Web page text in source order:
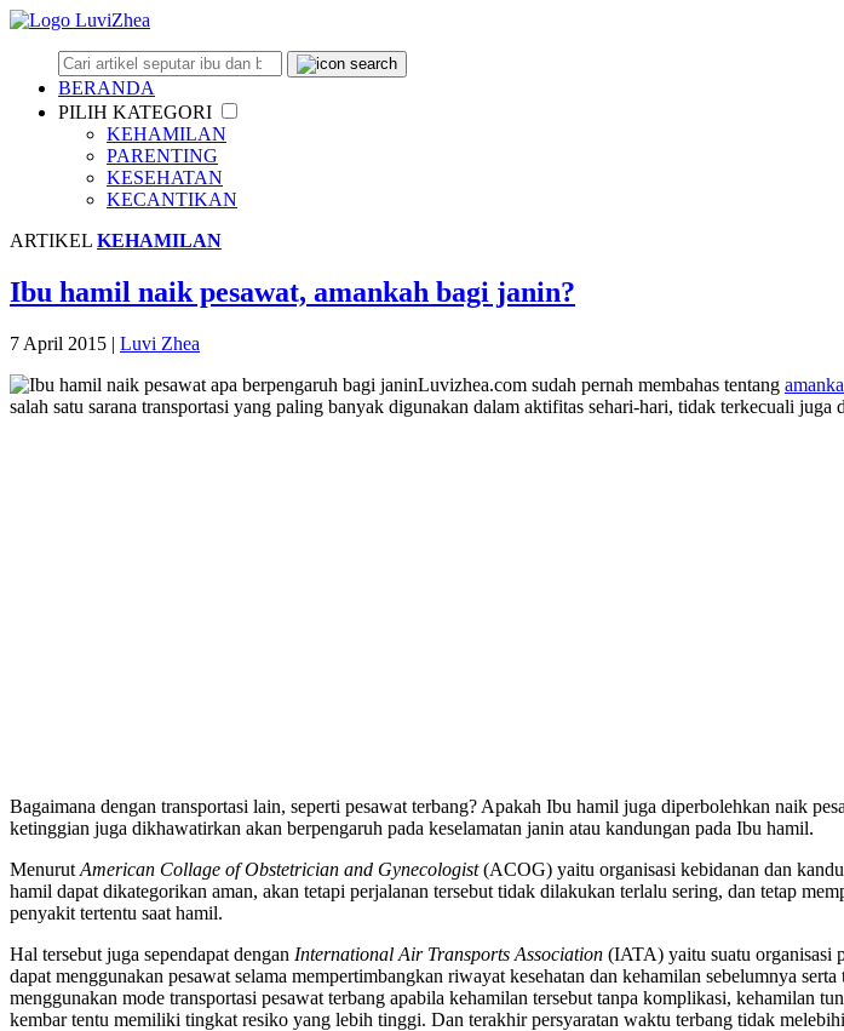
BERANDA
PILIH KATEGORI
KEHAMILAN
PARENTING
KESEHATAN
KECANTIKAN
ARTIKEL KEHAMILAN
Ibu hamil naik pesawat, amankah bagi janin?
7 April 2015 | Luvi Zhea
Luvizhea.com sudah pernah membahas tentang
salah satu sarana transportasi yang paling banyak digunakan dalam aktifitas sehari-hari, tidak terkecuali
Bagaimana dengan transportasi lain, seperti pesawat terbang? Apakah Ibu hamil juga diperbolehkan naik
ketinggian juga dikhawatirkan akan berpengaruh pada keselamatan janin atau kandungan pada Ibu hamil.
Menurut American Collage of Obstetrician and Gynecologist(ACOG) yaitu organisasi kebidanan dan
hamil dapat dikategorikan aman, akan tetapi perjalanan tersebut tidak dilakukan terlalu sering, dan tetap
penyakit tertentu saat hamil.
Hal tersebut juga sependapat dengan International Air Transports Association (IATA) yaitu suatu organisasi
dapat menggunakan pesawat selama mempertimbangkan riwayat kesehatan dan kehamilan sebelumnya
menggunakan mode transportasi pesawat terbang apabila kehamilan tersebut tanpa komplikasi, kehamilan
kembar tentu memiliki tingkat resiko yang lebih tinggi. Dan terakhir persyaratan waktu terbang tidak